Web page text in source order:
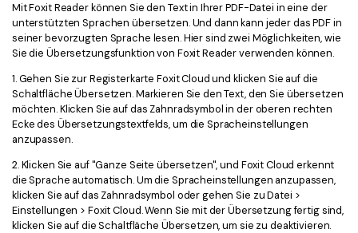
Finanzen
Regierung
Freiberufler
Alle PDF-Funktionen
Kostenlose PDF-Vorlagen
Bearbeiten, Drucken und Anpassen von kostenlosen Vorlagen.
PDF-Wissen
PDF-bezogene Informationen, die Sie benötigen.
Download-Zentrum
Mit Foxit Reader können Sie den Text in Ihrer PDF-Datei in eine der
unterstützten Sprachen übersetzen. Und dann kann jeder das PDF in
seiner bevorzugten Sprache lesen. Hier sind zwei Möglichkeiten, wie
Sie die Übersetzungsfunktion von Foxit Reader verwenden können.
1. Gehen Sie zur Registerkarte Foxit Cloud und klicken Sie auf die
Schaltfläche Übersetzen. Markieren Sie den Text, den Sie übersetzen
möchten. Klicken Sie auf das Zahnradsymbol in der oberen rechten
Ecke des Übersetzungstextfelds, um die Spracheinstellungen
anzupassen.
2. Klicken Sie auf "Ganze Seite übersetzen", und Foxit Cloud erkennt
die Sprache automatisch. Um die Spracheinstellungen anzupassen,
klicken Sie auf das Zahnradsymbol oder gehen Sie zu Datei >
Einstellungen > Foxit Cloud. Wenn Sie mit der Übersetzung fertig sind,
klicken Sie auf die Schaltfläche Übersetzen, um sie zu deaktivieren.